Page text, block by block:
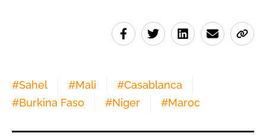
#Sahel #Mali #Casablanca
#Burkina Faso #Niger #Maroc